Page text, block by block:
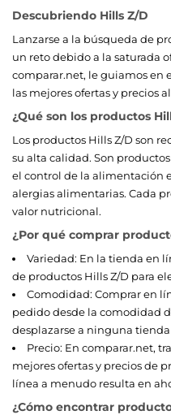
Descubriendo Hills Z/D
Lanzarse a la búsqueda de
un reto debido a la saturada
comparar.net, le guiamos en
las mejores ofertas y precios
¿Qué son los productos
Los productos Hills Z/D son
su alta calidad. Son
el control de la alimentación
alergias alimentarias. Cada
valor nutricional.
¿Por qué comprar
Variedad: En la tienda en
de productos Hills Z/D para
Comodidad: Comprar en
pedido desde la comodidad
desplazarse a ninguna tienda
Precio: En comparar.net,
mejores ofertas y precios de
línea a menudo resulta en
¿Cómo encontrar